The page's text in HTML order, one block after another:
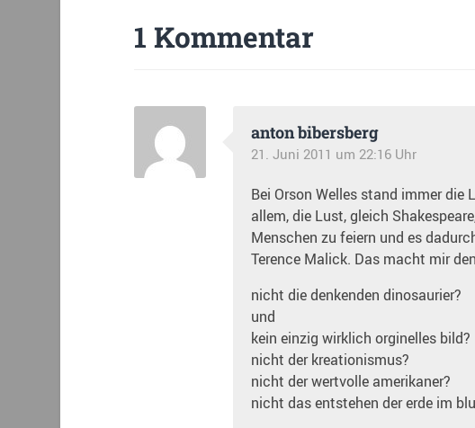
1 Kommentar
anton bibersberg
21. Juni 2011 um 22:16 Uhr
Bei Orson Welles stand immer die
allem, die Lust, gleich
Menschen zu feiern und es
Terence Malick. Das macht mir
nicht die denkenden dinosaurier?
und
kein einzig wirklich orginelles bild?
nicht der kreationismus?
nicht der wertvolle amerikaner?
nicht das entstehen der erde im